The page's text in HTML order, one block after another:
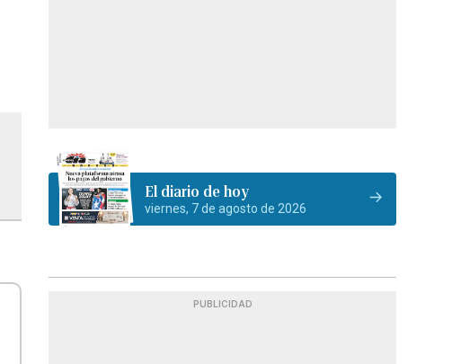
El diario de hoy
viernes, 7 de agosto de 2026
PUBLICIDAD